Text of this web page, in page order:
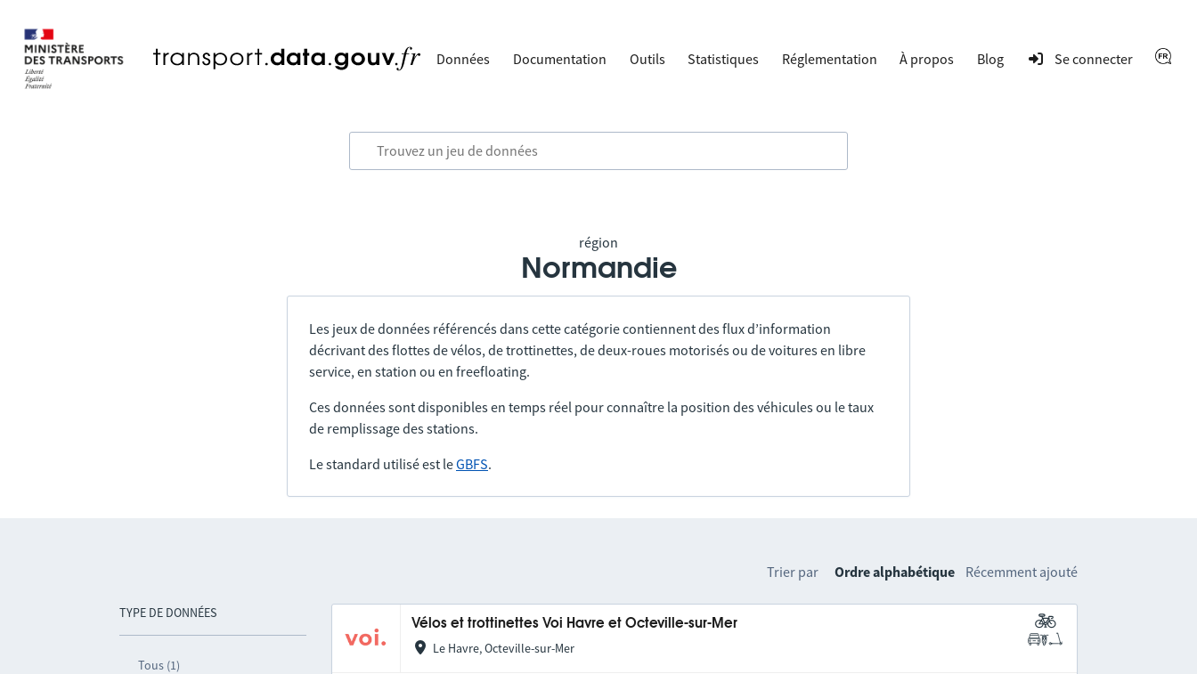
Données Documentation Outils Statistiques Réglementation À propos Blog Se connecter
région
Normandie
Les jeux de données référencés dans cette catégorie contiennent des flux d’information
décrivant des flottes de vélos, de trottinettes, de deux-roues motorisés ou de voitures en libre
service, en station ou en freefloating.
Ces données sont disponibles en temps réel pour connaître la position des véhicules ou le taux
de remplissage des stations.
Le standard utilisé est leGBFS.
TYPE DE DONNÉES
Tous (1)
Trier par Ordre alphabétique Récemment ajouté
Vélos et trottinettes Voi Havre et Octeville-sur-Mer
Le Havre, Octeville-sur-Mer